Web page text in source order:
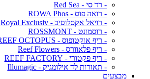
- רד סי - Red Sea
- רואה פוס - ROWA Phos
- רויאל אקסלוסיב - Royal Exclusiv
- רוסמונט - ROSSMONT
- ריף אוקטופוס - REEF OCTOPUS
- ריף פלאוורס - Reef Flowers
- ריף פקטורי - REEF FACTORY
- תאורות לד אילומגיק - Illumagic
מבצעים